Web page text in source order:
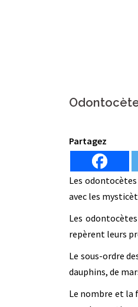
Partagez
Les odontocètes
avec les
Les
repèrent leurs
Le sous-ordre
dauphins, de
Le nombre et la